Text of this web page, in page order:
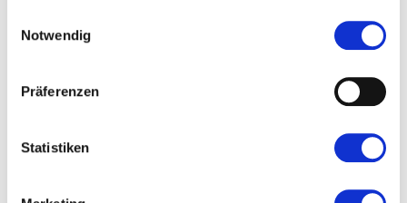
Notwendig
Präferenzen
Statistiken